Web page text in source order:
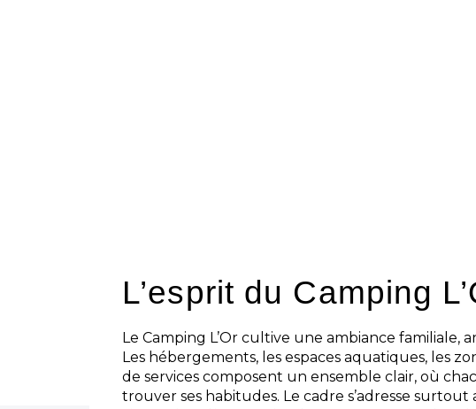
L’esprit du Camping
Le Camping L’Or cultive une ambiance familiale,
Les hébergements, les espaces aquatiques, les
de services composent un ensemble clair, où
trouver ses habitudes. Le cadre s’adresse surtout